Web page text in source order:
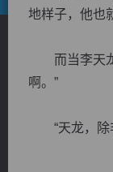
地样子，他也
而当李天龙
啊。”
“天龙，除